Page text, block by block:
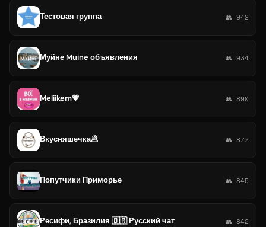
Тестовая группа 👥 942
Муйне Muine объявления 👥 934
Meliikem💗 👥 890
Вкусняшечка🥟 👥 877
Попутчики Приморье 👥 845
Ресифи, Бразилия 🇧🇷 Русский чат 👥 842